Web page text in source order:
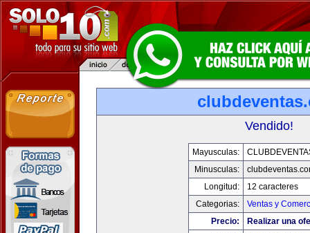
Vendido!
Mayusculas:
Minusculas:
Longitud:
12 caracteres
Categorias:
Ventas y
Precio:
Realizar una